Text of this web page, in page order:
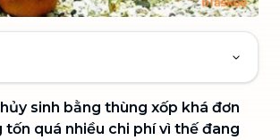
sinh bằng thùng xốp khá đơn
tốn quá nhiều chi phí vì thế đang